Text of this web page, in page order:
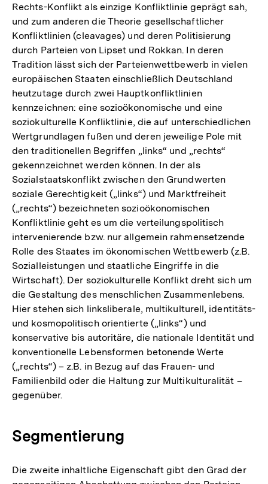
Rechts-Konflikt als einzige Konfliktlinie geprägt sah,
und zum anderen die Theorie gesellschaftlicher
Konfliktlinien (cleavages) und deren Politisierung
durch Parteien von Lipset und Rokkan. In deren
Tradition lässt sich der Parteienwettbewerb in vielen
europäischen Staaten einschließlich Deutschland
heutzutage durch zwei Hauptkonfliktlinien
kennzeichnen: eine sozioökonomische und eine
soziokulturelle Konfliktlinie, die auf unterschiedlichen
Wertgrundlagen fußen und deren jeweilige Pole mit
den traditionellen Begriffen „links“ und „rechts“
gekennzeichnet werden können. In der als
Sozialstaatskonflikt zwischen den Grundwerten
soziale Gerechtigkeit („links“) und Marktfreiheit
(„rechts“) bezeichneten sozioökonomischen
Konfliktlinie geht es um die verteilungspolitisch
intervenierende bzw. nur allgemein rahmensetzende
Rolle des Staates im ökonomischen Wettbewerb (z.B.
Sozialleistungen und staatliche Eingriffe in die
Wirtschaft). Der soziokulturelle Konflikt dreht sich um
die Gestaltung des menschlichen Zusammenlebens.
Hier stehen sich linksliberale, multikulturell, identitäts-
und kosmopolitisch orientierte („links“) und
konservative bis autoritäre, die nationale Identität und
konventionelle Lebensformen betonende Werte
(„rechts“) – z.B. in Bezug auf das Frauen- und
Familienbild oder die Haltung zur Multikulturalität –
gegenüber.
Segmentierung
Die zweite inhaltliche Eigenschaft gibt den Grad der